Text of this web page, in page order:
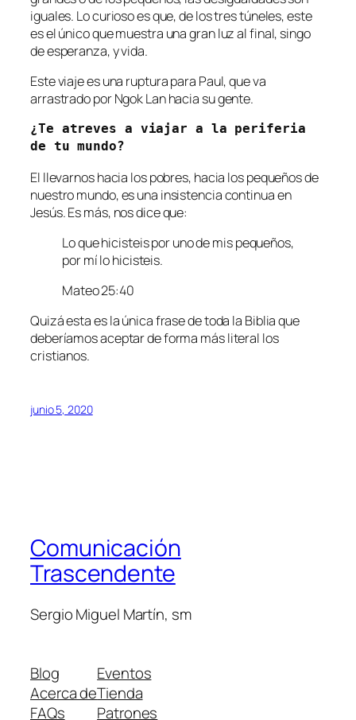
iguales. Lo curioso es que, de los tres túneles, este
es el único que muestra una gran luz al final, singo
de esperanza, y vida.
Este viaje es una ruptura para Paul, que va
arrastrado por Ngok Lan hacia su gente.
¿Te atreves a viajar a la periferia
de tu mundo?
El llevarnos hacia los pobres, hacia los pequeños de
nuestro mundo, es una insistencia continua en
Jesús. Es más, nos dice que:
Lo que hicisteis por uno de mis pequeños,
por mí lo hicisteis.
Mateo 25:40
Quizá esta es la única frase de toda la Biblia que
deberíamos aceptar de forma más literal los
cristianos.
junio 5, 2020
Comunicación
Trascendente
Sergio Miguel Martín, sm
Blog
Acerca de
FAQs
Eventos
Tienda
Patrones